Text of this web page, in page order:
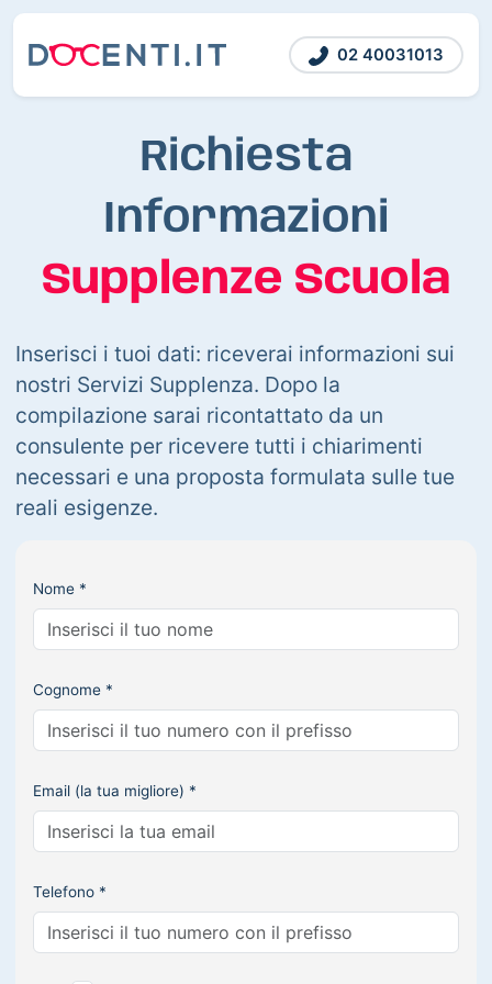
02 40031013
Richiesta
Informazioni
Supplenze Scuola
Inserisci i tuoi dati: riceverai informazioni sui
nostri Servizi Supplenza. Dopo la
compilazione sarai ricontattato da un
consulente per ricevere tutti i chiarimenti
necessari e una proposta formulata sulle tue
reali esigenze.
Nome *
Cognome *
Email (la tua migliore) *
Telefono *